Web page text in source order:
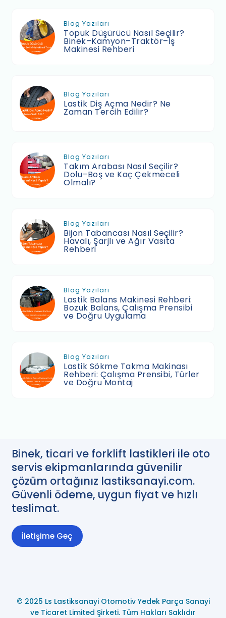
Blog Yazıları
Topuk Düşürücü Nasıl Seçilir?
Binek–Kamyon–Traktör–İş
Makinesi Rehberi
Blog Yazıları
Lastik Diş Açma Nedir? Ne
Zaman Tercih Edilir?
Blog Yazıları
Takım Arabası Nasıl Seçilir?
Dolu–Boş ve Kaç Çekmeceli
Olmalı?
Blog Yazıları
Bijon Tabancası Nasıl Seçilir?
Havalı, Şarjlı ve Ağır Vasıta
Rehberi
Blog Yazıları
Lastik Balans Makinesi Rehberi:
Bozuk Balans, Çalışma Prensibi
ve Doğru Uygulama
Blog Yazıları
Lastik Sökme Takma Makinası
Rehberi: Çalışma Prensibi, Türler
ve Doğru Montaj
Binek, ticari ve forklift lastikleri ile oto
servis ekipmanlarında güvenilir
çözüm ortağınız lastiksanayi.com.
Güvenli ödeme, uygun fiyat ve hızlı
teslimat.
İletişime Geç
© 2025 Ls Lastiksanayi Otomotiv Yedek Parça Sanayi
ve Ticaret Limited Şirketi. Tüm Hakları Saklıdır